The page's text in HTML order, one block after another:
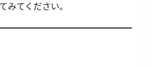
てください。